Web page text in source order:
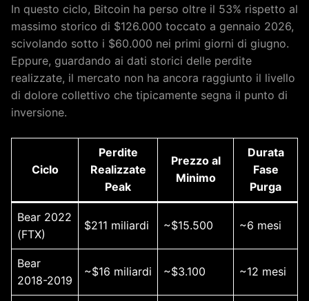
In questo ciclo, Bitcoin ha perso oltre il 53% rispetto al
massimo storico di $126.000 toccato a gennaio 2026,
scivolando sotto i $60.000 nei primi giorni di giugno.
Eppure, guardando ai dati storici delle perdite
realizzate, il mercato non ha ancora raggiunto il livello
di dolore collettivo che tipicamente segna il punto di
inversione.
Ciclo
Perdite
Realizzate
Peak
Prezzo al
Minimo
Durata
Fase
Purga
Bear 2022
(FTX)
$211 miliardi ~$15.500 ~6 mesi
Bear
2018-2019
~$16 miliardi ~$3.100 ~12 mesi